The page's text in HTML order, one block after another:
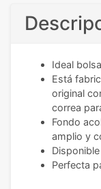
Ideal
Está
original
correa
Fondo
amplio y
Perfecta